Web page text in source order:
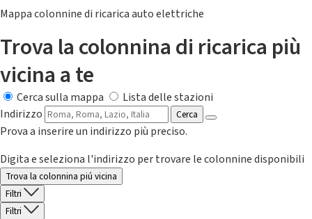
Mappa colonnine di ricarica auto elettriche
Trova la colonnina di ricarica più
vicina a te
Cerca sulla mappa
Lista delle stazioni
Indirizzo
Cerca
Prova a inserire un indirizzo più preciso.
Digita e seleziona l'indirizzo per trovare le colonnine disponibili
Trova la colonnina piú vicina
Filtri
Filtri